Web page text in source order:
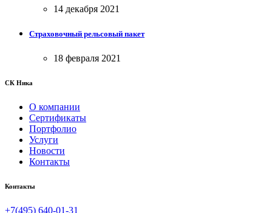
14 декабря 2021
Страховочный рельсовый пакет
18 февраля 2021
СК Ника
О компании
Сертификаты
Портфолио
Услуги
Новости
Контакты
Контакты
+7(495) 640-01-31